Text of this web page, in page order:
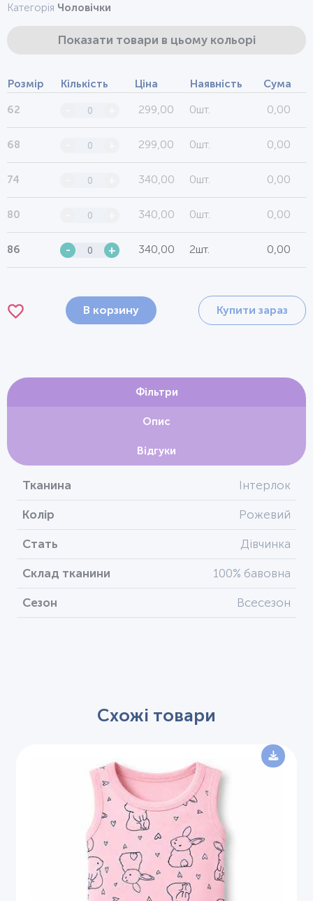
Категорія Чоловічки
Показати товари в цьому кольорі
Розмір Кількість Ціна Наявність Сума
62 299,00 0шт. 0,00
68 299,00 0шт. 0,00
74 340,00 0шт. 0,00
80 340,00 0шт. 0,00
86 - + 340,00 2шт. 0,00
В корзину Купити зараз
Фільтри
Опис
Відгуки
Тканина Інтерлок
Колір Рожевий
Стать Дівчинка
Склад тканини 100% бавовна
Сезон Всесезон
Схожі товари